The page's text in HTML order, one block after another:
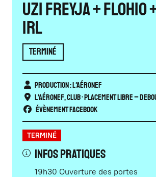
Uzi Freyja + Flohio
IRL
TERMINÉ
Production : L'Aéronef
L'Aéronef,Club• Placement libre –
Évènement Facebook
TERMINÉ
Infos pratiques
19h30 Ouverture des portes